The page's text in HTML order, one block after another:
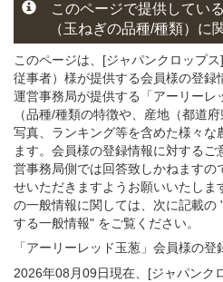
このページで提供している
（玉ねぎの品種/種類） に
このページは、[ジャパンクロップ
従事者）様が提供する会員様の登録
運営事務局が提供する「アーリーレ
（品種/種類の特徴や、産地（都道
写真、ランキング等を含めた様々な
ます。会員様の登録情報に対する
営事務局側では回答致しかねますの
せいただきますようお願いいたしま
の一般情報に関しては、次に記載の
する一般情報" をご覧ください。
「アーリーレッド玉葱」会員様の登
2026年08月09日現在、[ジャパンク